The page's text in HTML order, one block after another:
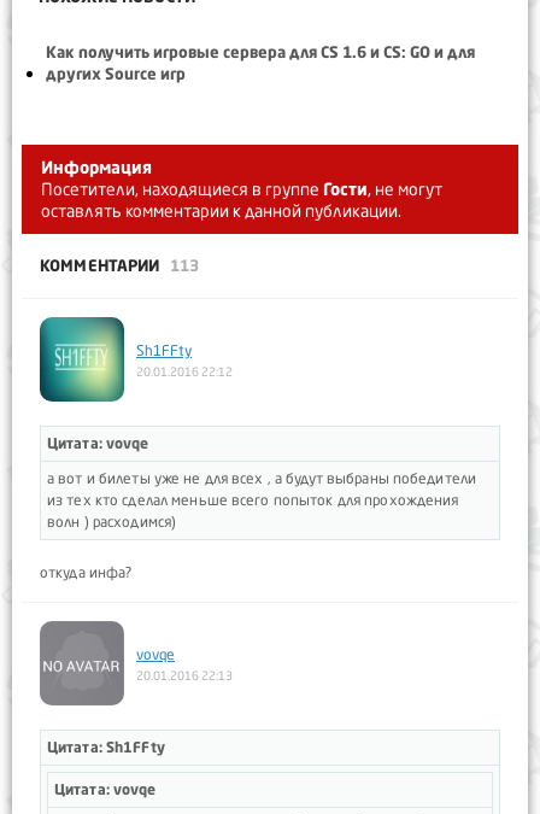
Как получить игровые сервера для CS 1.6 и CS: GO и для
других Source игр
Информация
Посетители, находящиеся в группе Гости, не могут
оставлять комментарии к данной публикации.
КОММЕНТАРИИ 113
Sh1FFty
20.01.2016 22:12
Цитата: vovqe
а вот и билеты уже не для всех , а будут выбраны победители
из тех кто сделал меньше всего попыток для прохождения
волн ) расходимся)
откуда инфа?
vovqe
20.01.2016 22:13
Цитата: Sh1FFty
Цитата: vovqe